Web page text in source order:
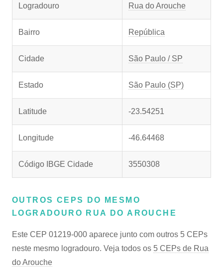
Logradouro Rua do Arouche
Bairro República
Cidade São Paulo / SP
Estado São Paulo (SP)
Latitude -23.54251
Longitude -46.64468
Código IBGE Cidade 3550308
OUTROS CEPS DO MESMO
LOGRADOURO RUA DO AROUCHE
Este CEP 01219-000 aparece junto com outros 5 CEPs
neste mesmo logradouro. Veja todos os 5 CEPs de Rua
do Arouche